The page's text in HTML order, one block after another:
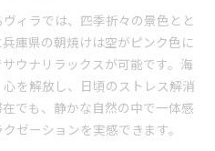
ィラでは、四季折々の景色とと
庫県の朝焼けは空がピンク色に
ウナリラックスが可能です。海
を解放し、日頃のストレス解消
でも、静かな自然の中で一体感
ゼーションを実感できます。